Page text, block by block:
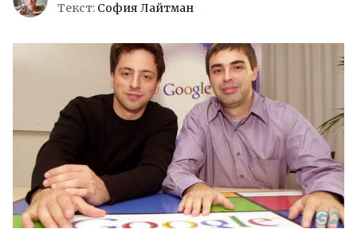
Текст: София Лайтман